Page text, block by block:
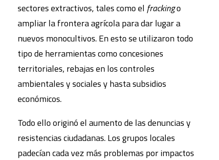
sectores extractivos, tales como el frackingo
ampliar la frontera agrícola para dar lugar a
nuevos monocultivos. En esto se utilizaron todo
tipo de herramientas como concesiones
territoriales, rebajas en los controles
ambientales y sociales y hasta subsidios
económicos.
Todo ello originó el aumento de las denuncias y
resistencias ciudadanas. Los grupos locales
padecían cada vez más problemas por impactos